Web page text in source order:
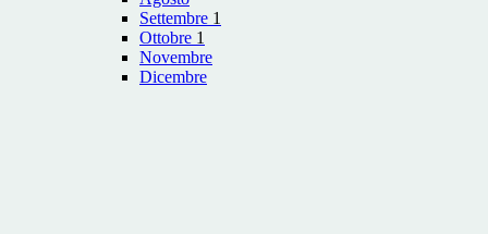
Settembre 1
Ottobre 1
Novembre
Dicembre